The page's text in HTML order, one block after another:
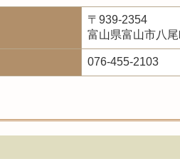
〒939-2354
富山県富山市八
076-455-2103